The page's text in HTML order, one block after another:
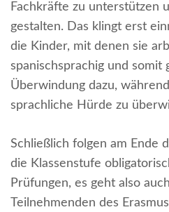
Fachkräfte zu unterstützen
gestalten. Das klingt erst
die Kinder, mit denen sie
spanischsprachig und somit
Überwindung dazu,
sprachliche Hürde zu
Schließlich folgen am Ende
die Klassenstufe
Prüfungen, es geht also
Teilnehmenden des